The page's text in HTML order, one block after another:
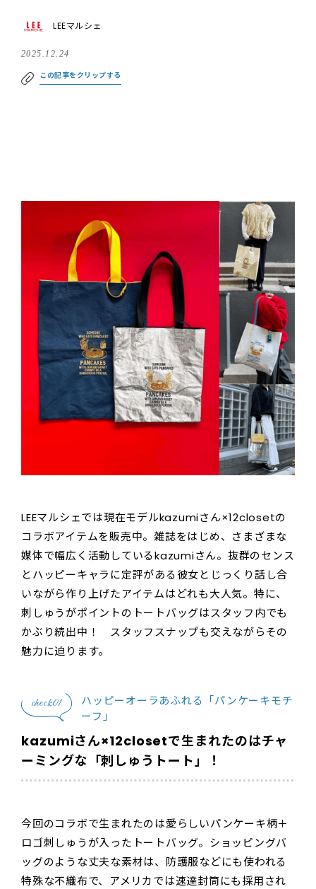
LEEマルシェ
2025.12.24
この記事をクリップする
LEEマルシェでは現在モデルkazumiさん×12closetの
コラボアイテムを販売中。雑誌をはじめ、さまざまな
媒体で幅広く活動しているkazumiさん。抜群のセンス
とハッピーキャラに定評がある彼女とじっくり話し合
いながら作り上げたアイテムはどれも大人気。特に、
刺しゅうがポイントのトートバッグはスタッフ内でも
かぶり続出中！ スタッフスナップも交えながらその
魅力に迫ります。
check01
ハッピーオーラあふれる「パンケーキモチ
ーフ」
kazumiさん×12closetで生まれたのはチャ
ーミングな「刺しゅうトート」！
今回のコラボで生まれたのは愛らしいパンケーキ柄＋
ロゴ刺しゅうが入ったトートバッグ。ショッピングバ
ッグのような丈夫な素材は、防護服などにも使われる
特殊な不織布で、アメリカでは速達封筒にも採用され